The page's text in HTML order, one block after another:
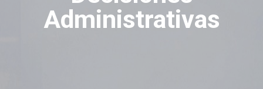
Administrativas